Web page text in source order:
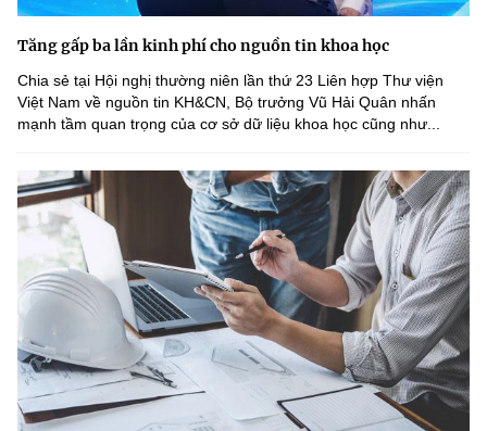
Tăng gấp ba lần kinh phí cho nguồn tin khoa học
Chia sẻ tại Hội nghị thường niên lần thứ 23 Liên hợp Thư viện
Việt Nam về nguồn tin KH&CN, Bộ trưởng Vũ Hải Quân nhấn
mạnh tầm quan trọng của cơ sở dữ liệu khoa học cũng như...